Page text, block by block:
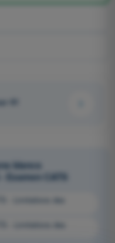
61
blancs
CATS
- Limitations des
- Limitations des